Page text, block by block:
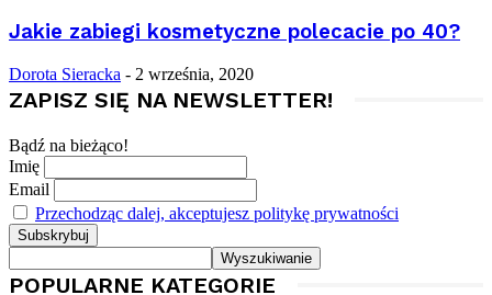
Jakie zabiegi kosmetyczne polecacie po 40?
Dorota Sieracka - 2 września, 2020
ZAPISZ SIĘ NA NEWSLETTER!
Bądź na bieżąco!
Imię
Email
Przechodząc dalej, akceptujesz politykę prywatności
POPULARNE KATEGORIE